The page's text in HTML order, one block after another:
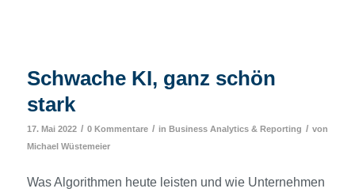
Schwache KI, ganz schön
stark
17. Mai 2022 / 0 Kommentare / in Business Analytics & Reporting / von
Michael Wüstemeier
Was Algorithmen heute leisten und wie Unternehmen